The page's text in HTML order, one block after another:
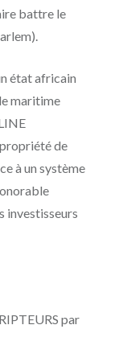
battre le
état africain
maritime
de
à un système
investisseurs
par